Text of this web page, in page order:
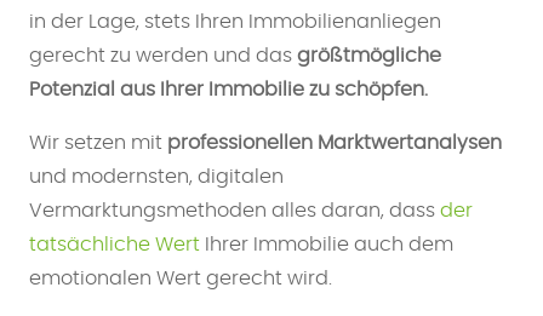
in der Lage, stets Ihren Immobilienanliegen
gerecht zu werden und das größtmögliche
Potenzial aus Ihrer Immobilie zu schöpfen.
Wir setzen mit professionellen Marktwertanalysen
und modernsten, digitalen
Vermarktungsmethoden alles daran, dass der
tatsächliche Wert Ihrer Immobilie auch dem
emotionalen Wert gerecht wird.